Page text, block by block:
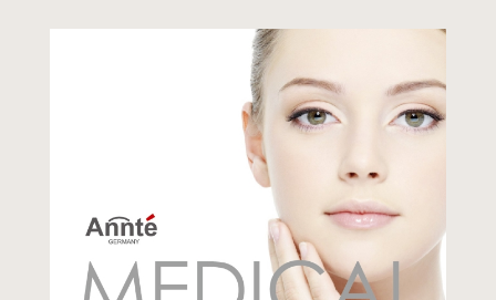
治療師、神經學家、壓力學家等專業技
術不斷與時俱進，研發高科技植物精萃
保養品和即效課程締造許多創新的佳
績。全球領先研究『精深植物療法』，
推出多項高效的植物配